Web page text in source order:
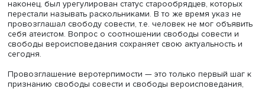
Игумен Серапион (Август Митько), фото: Даниил Прокофьев /